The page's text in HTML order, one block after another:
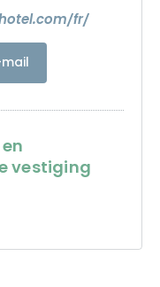
fr/
vestiging